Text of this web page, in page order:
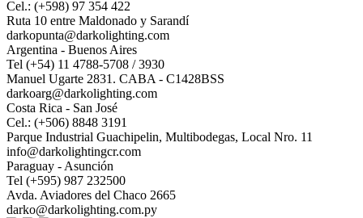
Cel.: (+598) 97 354 422
Ruta 10 entre Maldonado y Sarandí
darkopunta@darkolighting.com
Argentina - Buenos Aires
Tel (+54) 11 4788-5708 / 3930
Manuel Ugarte 2831. CABA - C1428BSS
darkoarg@darkolighting.com
Costa Rica - San José
Cel.: (+506) 8848 3191
Parque Industrial Guachipelin, Multibodegas, Local Nro. 11
info@darkolightingcr.com
Paraguay - Asunción
Tel (+595) 987 232500
Avda. Aviadores del Chaco 2665
darko@darkolighting.com.py